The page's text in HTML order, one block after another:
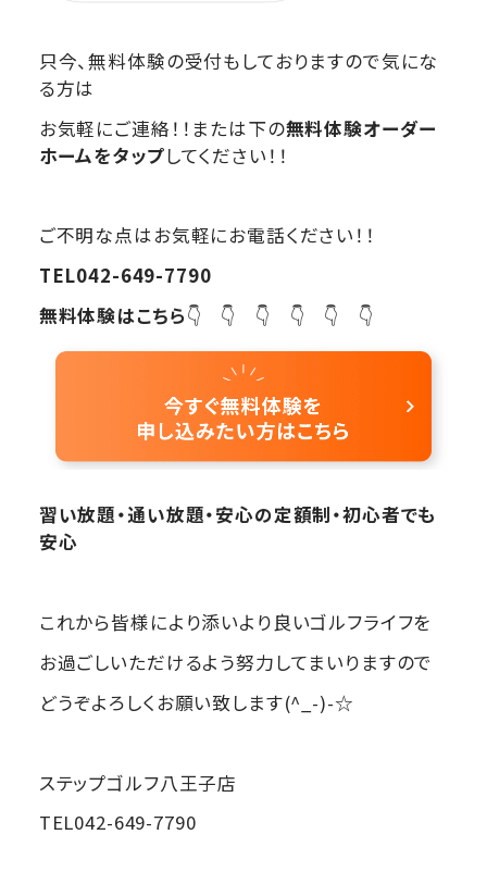
只今、無料体験の受付もしておりますので気にな
る方は
お気軽にご連絡！！または下の無料体験オーダー
ホームをタップしてください！！
ご不明な点はお気軽にお電話ください！！
TEL042-649-7790
無料体験はこちら👇 👇 👇 👇 👇 👇
習い放題・通い放題・安心の定額制・初心者でも
安心
これから皆様により添いより良いゴルフライフを
お過ごしいただけるよう努力してまいりますので
どうぞよろしくお願い致します(^_-)-☆
ステップゴルフ八王子店
TEL042-649-7790